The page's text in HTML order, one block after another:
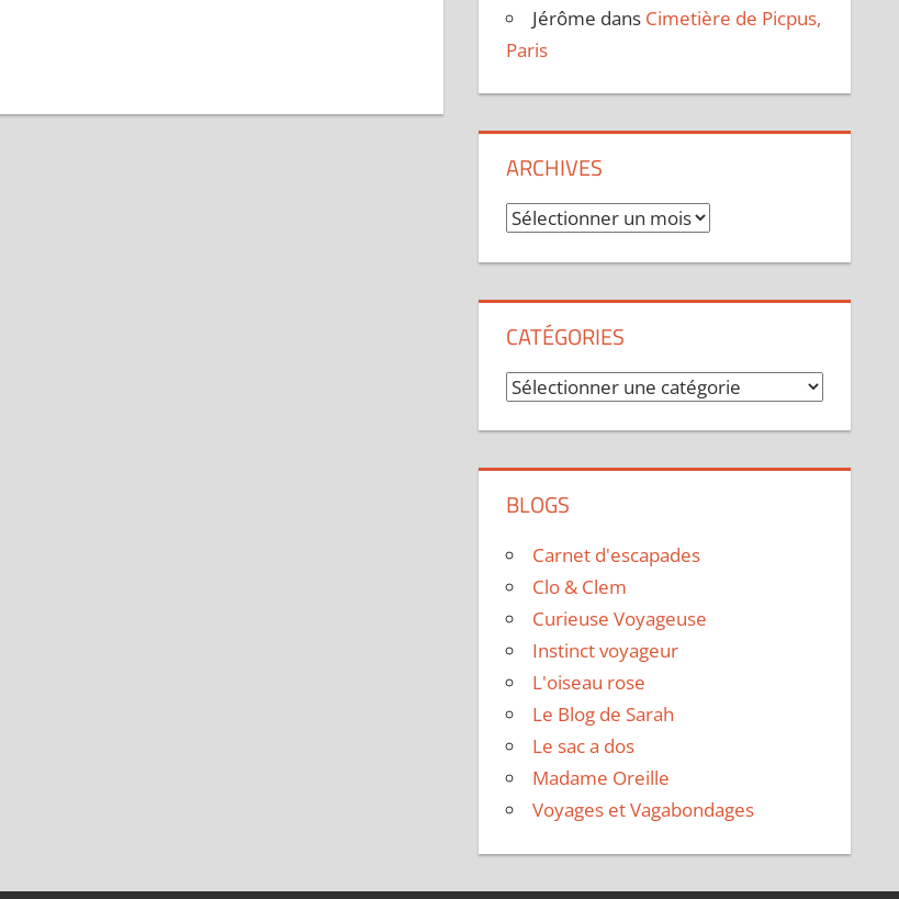
Jérôme dans Cimetière de Picpus,
Paris
ARCHIVES
Archives
CATÉGORIES
Catégories
BLOGS
Carnet d'escapades
Clo & Clem
Curieuse Voyageuse
Instinct voyageur
L'oiseau rose
Le Blog de Sarah
Le sac a dos
Madame Oreille
Voyages et Vagabondages